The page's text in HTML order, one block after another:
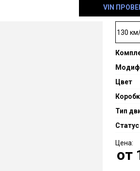
VIN
Цвет
Тип
Статус
130
от